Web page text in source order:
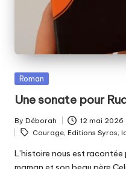
Posted
Roman
Une sonate pour
Posted
by
By Déborah 12 mai 2026
Tags:
Courage, Editions Syros,
L’histoire nous est